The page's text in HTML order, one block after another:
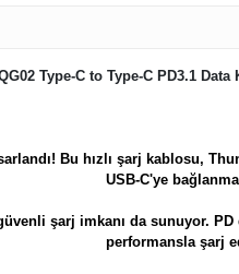
Type-C to Type-C PD3.1
Bu hızlı şarj kablosu,
USB-C'ye
şarj imkanı da sunuyor.
performansla şarj